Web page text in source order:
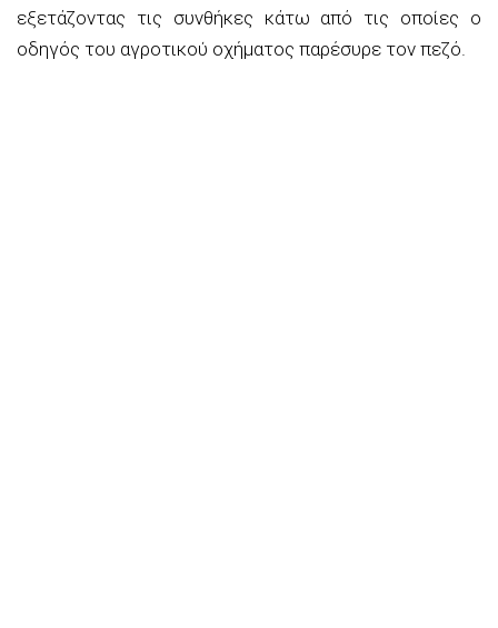
εξετάζοντας τις συνθήκες κάτω από τις οποίες ο
οδηγός του αγροτικού οχήματος παρέσυρε τον πεζό.